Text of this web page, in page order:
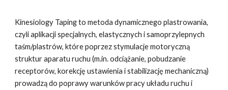
Kinesiology Taping to metoda dynamicznego plastrowania,
czyli aplikacji specjalnych, elastycznych i samoprzylepnych
taśm/plastrów, które poprzez stymulacje motoryczną
struktur aparatu ruchu (m.in. odciążanie, pobudzanie
receptorów, korekcję ustawienia i stabilizację mechaniczną)
prowadzą do poprawy warunków pracy układu ruchu i